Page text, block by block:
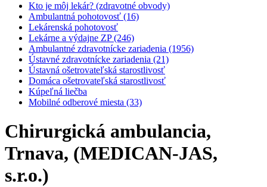
Kto je môj lekár? (zdravotné obvody)
Ambulantná pohotovosť (16)
Lekárenská pohotovosť
Lekárne a výdajne ZP (246)
Ambulantné zdravotnícke zariadenia (1956)
Ústavné zdravotnícke zariadenia (21)
Ústavná ošetrovateľská starostlivosť
Domáca ošetrovateľská starostlivosť
Kúpeľná liečba
Mobilné odberové miesta (33)
Chirurgická ambulancia,
Trnava, (MEDICAN-JAS,
s.r.o.)